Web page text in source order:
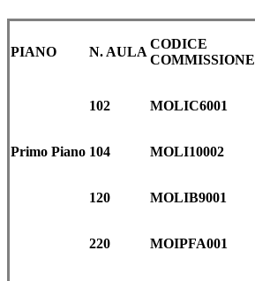
PIANO N. AULA
CODICE
COMMISSIONE
Primo Piano
102 MOLIC6001
104 MOLI10002
120 MOLIB9001
220 MOIPFA001